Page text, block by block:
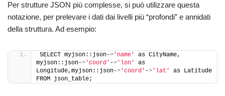
Per strutture JSON più complesse, si può utilizzare questa
notazione, per prelevare i dati dai livelli più “profondi” e annidati
della struttura. Ad esempio:
SELECT myjson::json-> 'name'
as CityName,
myjson::json-> 'coord' -> 'lon'
as
Longitude,myjson::json-> 'coord' -> 'lat'
as Latitude
FROM json_table;